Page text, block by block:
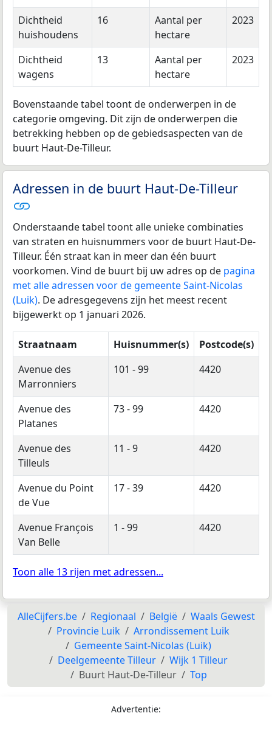
Dichtheid
huishoudens
16
Aantal per
hectare
2023
Dichtheid
wagens
13
Aantal per
hectare
2023
Bovenstaande tabel toont de onderwerpen in de
categorie omgeving. Dit zijn de onderwerpen die
betrekking hebben op de gebiedsaspecten van de
buurt Haut-De-Tilleur.
Adressen in de buurt Haut-De-Tilleur
Onderstaande tabel toont alle unieke combinaties
van straten en huisnummers voor de buurt Haut-De-
Tilleur. Één straat kan in meer dan één buurt
voorkomen. Vind de buurt bij uw adres op de pagina
met alle adressen voor de gemeente Saint-Nicolas
(Luik). De adresgegevens zijn het meest recent
bijgewerkt op 1 januari 2026.
Straatnaam Huisnummer(s)
Postcode(s)
Avenue des
Marronniers
101 - 99 4420
Avenue des
Platanes
73 - 99 4420
Avenue des
Tilleuls
11 - 9 4420
Avenue du Point
de Vue
17 - 39 4420
Avenue François
Van Belle
1 - 99 4420
Toon alle 13 rijen met adressen...
AlleCijfers.be Regionaal België
Waals Gewest
Provincie Luik
Arrondissement Luik
Gemeente Saint-Nicolas (Luik)
Deelgemeente Tilleur
Wijk 1 Tilleur
Buurt Haut-De-Tilleur
Top
Advertentie: